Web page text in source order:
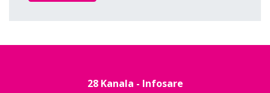
28 Kanala - Infosare